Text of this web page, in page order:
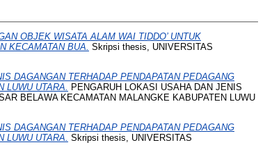
OBJEK WISATA ALAM WAI TIDDO’ UNTUK
KECAMATAN BUA. Skripsi thesis, UNIVERSITAS
DAGANGAN TERHADAP PENDAPATAN PEDAGANG
UTARA.
PENGARUH LOKASI USAHA DAN JENIS
BELAWA KECAMATAN MALANGKE KABUPATEN LUWU
DAGANGAN TERHADAP PENDAPATAN PEDAGANG
UTARA. Skripsi thesis, UNIVERSITAS